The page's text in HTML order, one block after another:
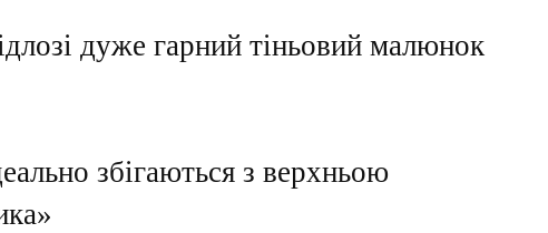
дуже гарний тіньовий малюнок
збігаються з верхньою